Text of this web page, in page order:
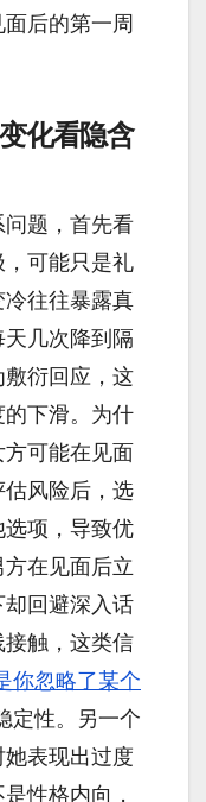
后的第一周
化看隐含
题，首先看
可能只是礼
往往暴露真
几次降到隔
衍回应，这
下滑。为什
可能在见面
风险后，选
项，导致优
在见面后立
回避深入话
触，这类信
你忽略了某个
定性。另一个
表现出过度
性格内向，